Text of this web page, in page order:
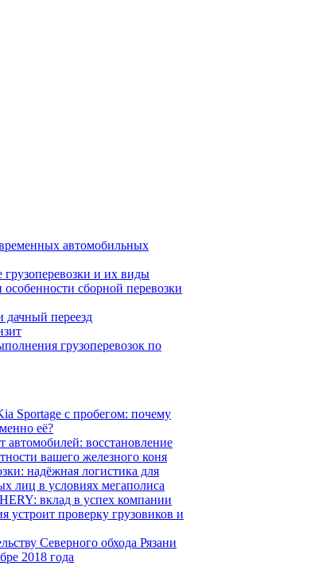
автомобильных
и их виды
сборной перевозки
переезд
грузоперевозок по
Sportage с пробегом: почему
её?
автомобилей: восстановление
вашего железного коня
надёжная логистика для
лиц в условиях мегаполиса
вклад в успех компании
устроит проверку грузовиков и
Северного обхода Рязани
2018 года